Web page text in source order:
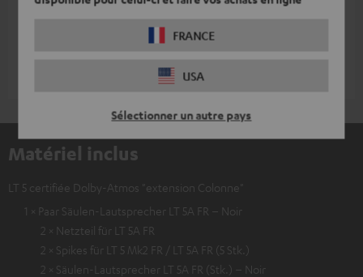
FRANCE
USA
Sélectionner un autre pays
basses
Matériel inclus
LT 5 certifiée Dolby-Atmos "extension Colonne"
1 × Paar Säulen-Lautsprecher LT 5A FR – Noir
2 × Netzteil für LT 5A FR
2 × Spikes für LT 5 Mk2 FR / LT 5A FR (5 Stk.)
2 × Säulen-Lautsprecher LT 5A FR (Stk.) – Noir